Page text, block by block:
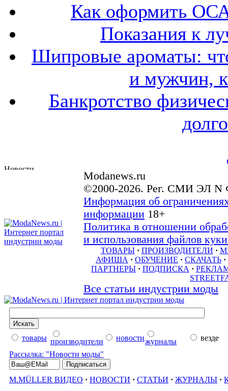
Как оформить
Показания к
Шипровые ароматы:
и мужчин,
Банкротство
Modanews.ru
©2000-2026. Рег. СМИ ЭЛ N
Информация об
информации 18+
Политика в отношении
и использования файлов
ТОВАРЫ · ПРОИЗВОДИТЕЛИ ·
АФИША · ОБУЧЕНИЕ · СКАЧАТЬ ·
ПАРТНЕРЫ · ПОДПИСКА ·
Все статьи индустрии моды
товары производители новостижурналы
везде
Рассылка: "Новости моды"
M.MÜLLER ВИДЕО · НОВОСТИ · СТАТЬИ · ЖУРНАЛЫ ·